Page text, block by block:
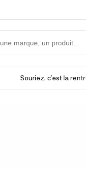
Souriez, c'est la